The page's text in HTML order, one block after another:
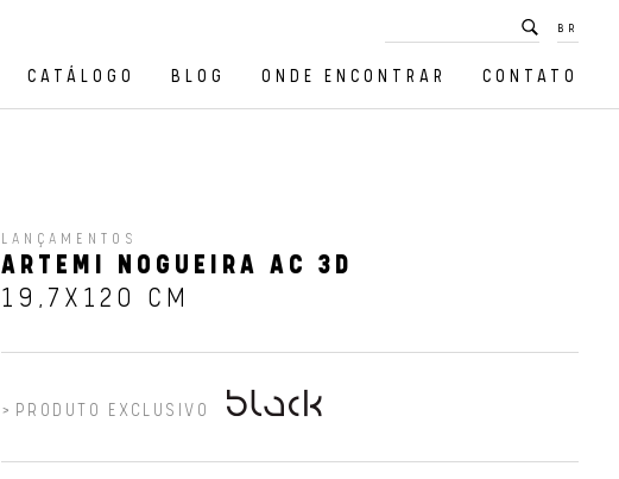
BR
CATÁLOGO BLOG ONDE ENCONTRAR CONTATO
LANÇAMENTOS
ARTEMI NOGUEIRA AC 3D
19,7X120 CM
PRODUTO EXCLUSIVO